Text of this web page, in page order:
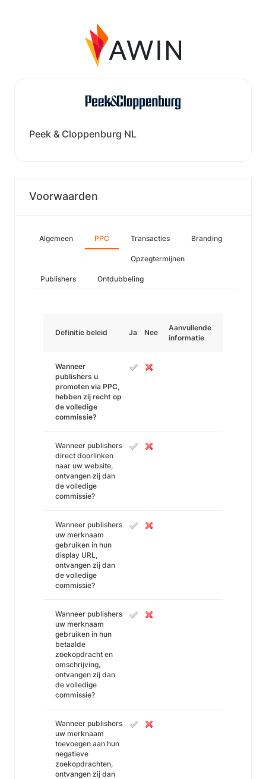
Peek & Cloppenburg NL
Voorwaarden
Algemeen PPC Transacties Branding
Opzegtermijnen
Publishers Ontdubbeling
Definitie beleid Ja Nee
Aanvullende
informatie
Wanneer
publishers u
promoten via PPC,
hebben zij recht op
de volledige
commissie?
Wanneer publishers
direct doorlinken
naar uw website,
ontvangen zij dan
de volledige
commissie?
Wanneer publishers
uw merknaam
gebruiken in hun
display URL,
ontvangen zij dan
de volledige
commissie?
Wanneer publishers
uw merknaam
gebruiken in hun
betaalde
zoekopdracht en
omschrijving,
ontvangen zij dan
de volledige
commissie?
Wanneer publishers
uw merknaam
toevoegen aan hun
negatieve
zoekopdrachten,
ontvangen zij dan